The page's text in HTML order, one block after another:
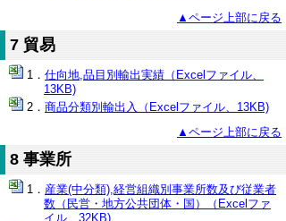
▲ページ上部に戻る
7 貿易
仕向地,品目別輸出実績（Excelファイル、
13KB)
商品分類別輸出入（Excelファイル、13KB)
▲ページ上部に戻る
8 事業所
産業(中分類),経営組織別事業所数及び従業者
数（民営・地方公共団体・国）（Excelファ
イル、32KB)